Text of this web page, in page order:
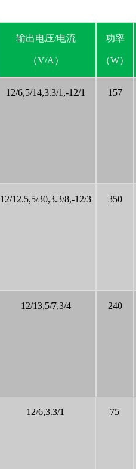
输出电压/电流
（V/A）
功率
（W）
12/6,5/14,3.3/1,-12/1 157
12/12.5,5/30,3.3/8,-12/3 350
12/13,5/7,3/4 240
12/6,3.3/1 75